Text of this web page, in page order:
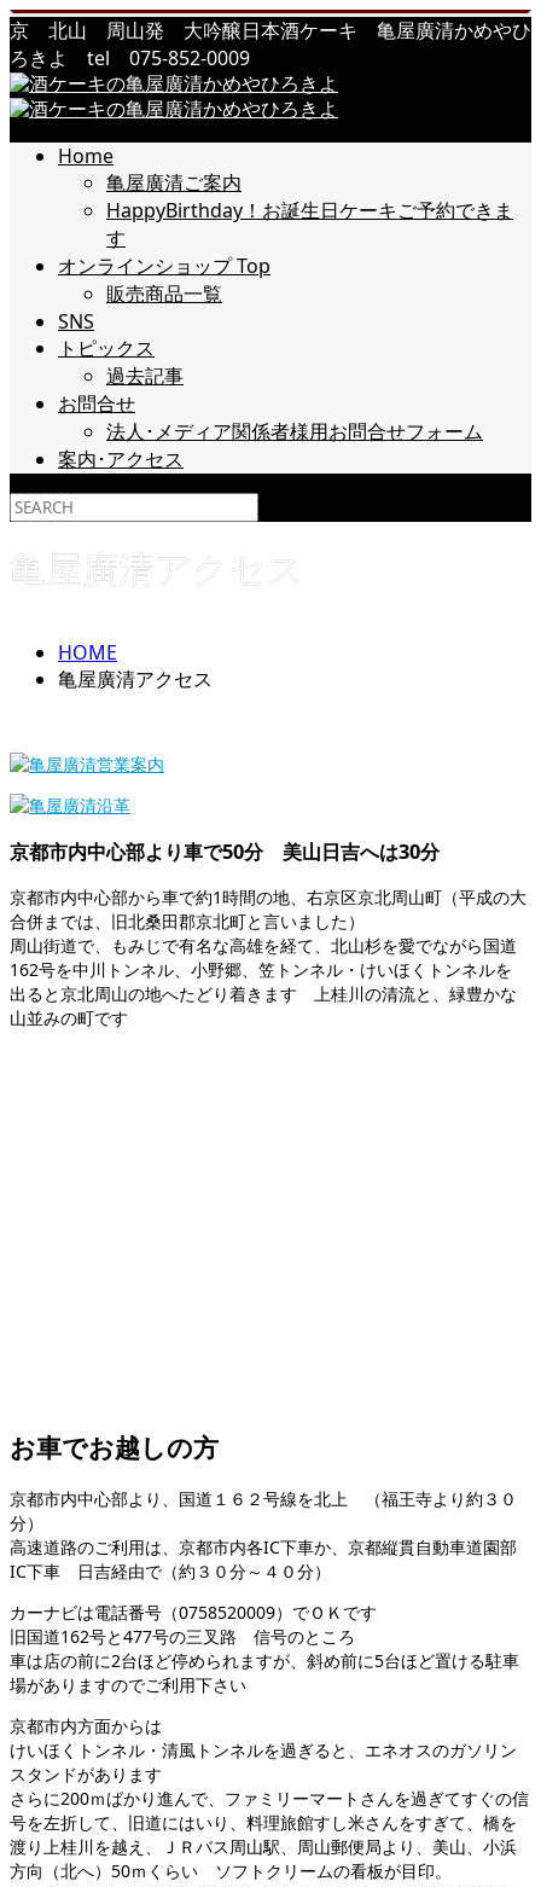
京 北山 周山発 大吟醸日本酒ケーキ 亀屋廣清かめやひ
ろきよ tel 075-852-0009
Home
亀屋廣清ご案内
HappyBirthday！お誕生日ケーキご予約できま
す
オンラインショップ Top
販売商品一覧
SNS
トピックス
過去記事
お問合せ
法人･メディア関係者様用お問合せフォーム
案内･アクセス
亀屋廣清アクセス
HOME
亀屋廣清アクセス
京都市内中心部より車で50分 美山日吉へは30分
京都市内中心部から車で約1時間の地、右京区京北周山町（平成の大
合併までは、旧北桑田郡京北町と言いました）
周山街道で、もみじで有名な高雄を経て、北山杉を愛でながら国道
162号を中川トンネル、小野郷、笠トンネル・けいほくトンネルを
出ると京北周山の地へたどり着きます 上桂川の清流と、緑豊かな
山並みの町です
お車でお越しの方
京都市内中心部より、国道１６２号線を北上 （福王寺より約３０
分）
高速道路のご利用は、京都市内各IC下車か、京都縦貫自動車道園部
IC下車 日吉経由で（約３０分～４０分）
カーナビは電話番号（0758520009）でＯＫです
旧国道162号と477号の三叉路 信号のところ
車は店の前に2台ほど停められますが、斜め前に5台ほど置ける駐車
場がありますのでご利用下さい
京都市内方面からは
けいほくトンネル・清風トンネルを過ぎると、エネオスのガソリン
スタンドがあります
さらに200ｍばかり進んで、ファミリーマートさんを過ぎてすぐの信
号を左折して、旧道にはいり、料理旅館すし米さんをすぎて、橋を
渡り上桂川を越え、ＪＲバス周山駅、周山郵便局より、美山、小浜
方向（北へ）50ｍくらい ソフトクリームの看板が目印。